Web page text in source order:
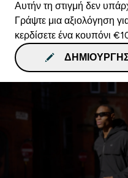
Αυτήν τη στιγμή δεν
Γράψτε μια αξιολόγηση
κερδίσετε ένα κουπόνι